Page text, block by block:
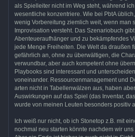
als Spielleiter nicht im Weg steht, während
wesentliche konzentriere. Wie bei PbtA
wenig Vorbereitung ziemlich weit, wenn man
Improvisation versteht. Das Szenariobuch
Abenteueraufhänger und zu bekämpfendes
jede Menge Freiheiten. Die Welt da draußen
gefährlich an, ohne zu überwältigen, die
verwundbar, aber auch kompetent ohne
Playbooks sind interessant und
voneinander. Ressourcenmanagement und
arten nicht in Tabellenwälzen aus, haben
Auswirkungen auf das Spiel (das Inventar,
wurde von meinen Leuten besonders positiv
Ich weiß nur nicht, ob ich Stonetop z.B. mit
nochmal neu starten könnte nachdem wir uns